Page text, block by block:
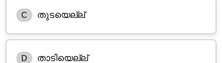
C തുടയെല്ല്
D താടിയെല്ല്